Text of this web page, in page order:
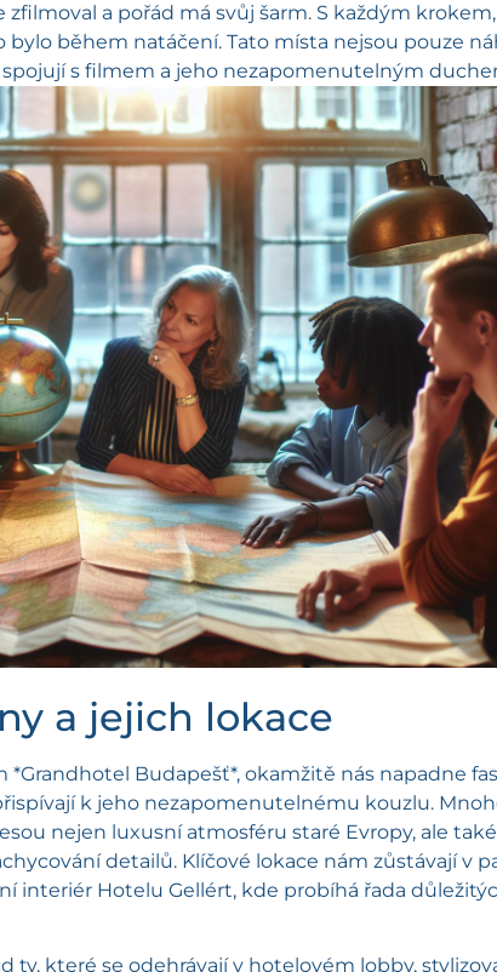
a pořád má svůj šarm. S každým
během natáčení. Tato místa nejsou pouze
spojují s filmem a jeho nezapomenutelným
a jejich lokace
Budapešť*, okamžitě nás napadne
k jeho nezapomenutelnému kouzlu.
nejen luxusní atmosféru staré Evropy, ale
detailů. Klíčové lokace nám zůstávají v
interiér Hotelu Gellért, kde probíhá řada
ty, které se odehrávají v hotelovém lobby,